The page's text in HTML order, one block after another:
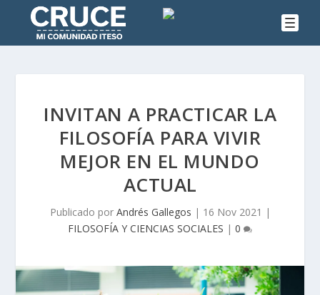
INVITAN A PRACTICAR LA
FILOSOFÍA PARA VIVIR
MEJOR EN EL MUNDO
ACTUAL
Publicado por Andrés Gallegos | 16 Nov 2021 |
FILOSOFÍA Y CIENCIAS SOCIALES | 0